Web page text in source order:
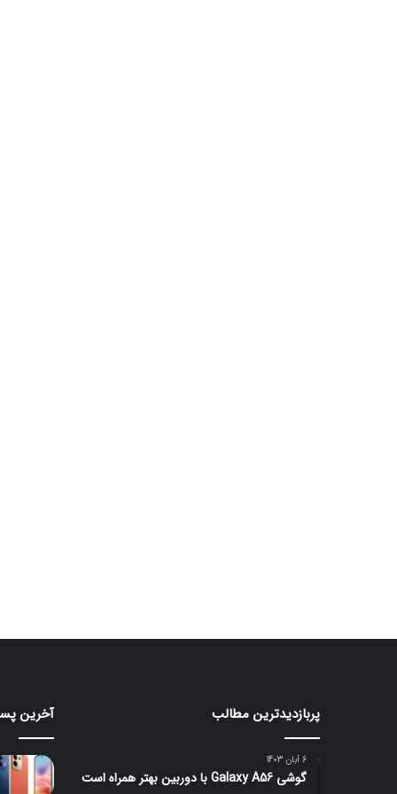
پربازدیدترین مطالب
6 آبان 1403
گوشی Galaxy A56 با دوربین بهتر همراه است
آخرین
رندرهای
S26
ردمی
۱۷
با
باتری
۷۵۰۰